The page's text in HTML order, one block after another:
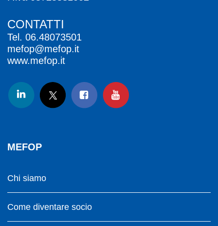
CONTATTI
Tel. 06.48073501
mefop@mefop.it
www.mefop.it
MEFOP
Chi siamo
Come diventare socio